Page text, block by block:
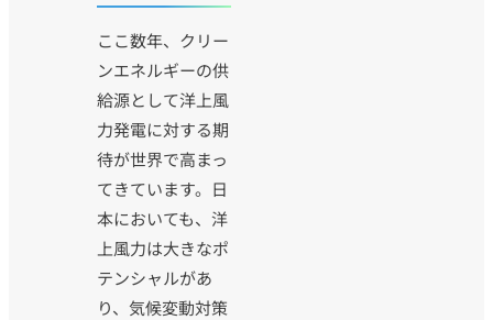
ここ数年、クリー
ンエネルギーの供
給源として洋上風
力発電に対する期
待が世界で高まっ
てきています。日
本においても、洋
上風力は大きなポ
テンシャルがあ
り、気候変動対策